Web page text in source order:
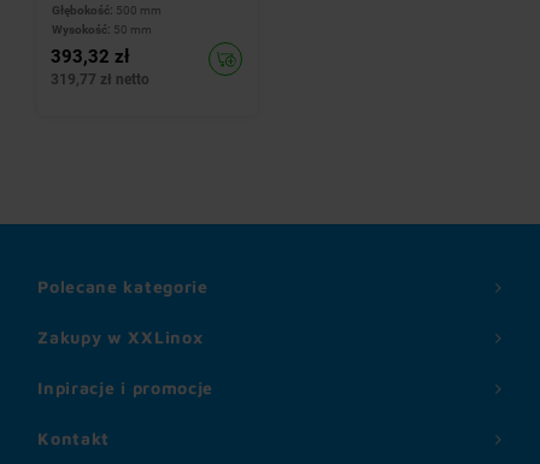
Głębokość: 500 mm
Wysokość: 50 mm
393,32 zł
319,77 zł netto
Zakupy w XXLinox
Inpiracje i promocje
Polecane kategorie
Kontakt